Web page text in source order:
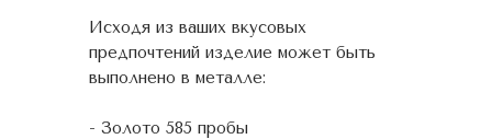
Исходя из ваших вкусовых
предпочтений изделие может быть
выполнено в металле:
- Золото 585 пробы